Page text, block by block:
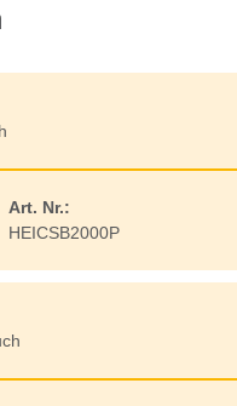
Art. Nr.:
HEICSB2000P